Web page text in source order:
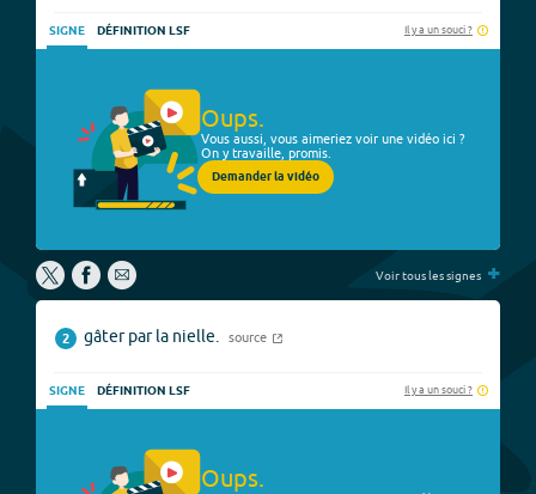
SIGNE DÉFINITION LSF Il y a un souci ?
Oups.
Vous aussi, vous aimeriez voir une vidéo ici ?
On y travaille, promis.
Demander la vidéo
Voir tous les signes +
2 gâter par la nielle. source
SIGNE DÉFINITION LSF Il y a un souci ?
Oups.